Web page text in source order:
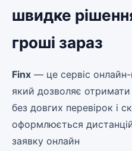
швидке
гроші зараз
Finx — це сервіс онлайн-
який дозволяє
без довгих перевірок і
оформлюється
заявку онлайн